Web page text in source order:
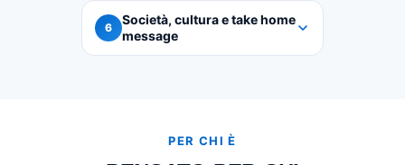
6
Società, cultura e take home
message
PER CHI È